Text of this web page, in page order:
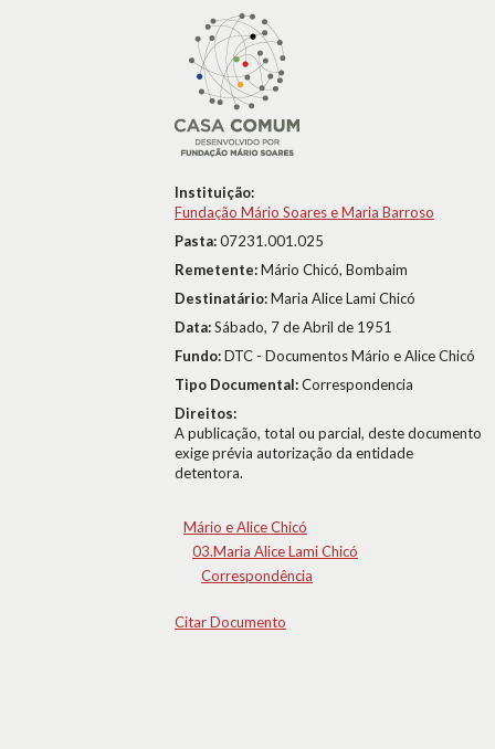
Instituição:
Fundação Mário Soares e Maria Barroso
Pasta:07231.001.025
Remetente:Mário Chicó, Bombaim
Destinatário:Maria Alice Lami Chicó
Data:Sábado, 7 de Abril de 1951
Fundo:DTC - Documentos Mário e Alice Chicó
Tipo Documental:Correspondencia
Direitos:
A publicação, total ou parcial, deste documento
exige prévia autorização da entidade
detentora.
Mário e Alice Chicó
03.Maria Alice Lami Chicó
Correspondência
Citar Documento